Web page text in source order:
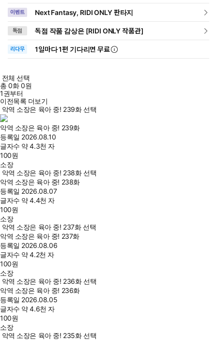
이벤트 Next Fantasy, RIDI ONLY 판타지
독점 독점 작품 감상은 [RIDI ONLY 작품관]
리다무 1일마다1편 기다리면 무료
전체 선택
총0화0원
1권부터
이전목록 더보기
악역 소장은 육아 중! 239화 선택
악역 소장은 육아 중! 239화
등록일 2026.08.10
글자수 약 4.3천 자
100원
소장
악역 소장은 육아 중! 238화 선택
악역 소장은 육아 중! 238화
등록일 2026.08.07
글자수 약 4.4천 자
100원
소장
악역 소장은 육아 중! 237화 선택
악역 소장은 육아 중! 237화
등록일 2026.08.06
글자수 약 4.2천 자
100원
소장
악역 소장은 육아 중! 236화 선택
악역 소장은 육아 중! 236화
등록일 2026.08.05
글자수 약 4.6천 자
100원
소장
악역 소장은 육아 중! 235화 선택